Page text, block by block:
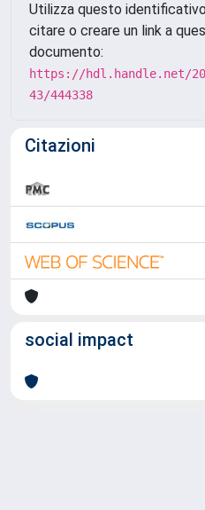
Utilizza questo
citare o creare un link a
documento:
https://hdl.handle.net/
43/444338
Citazioni
social impact